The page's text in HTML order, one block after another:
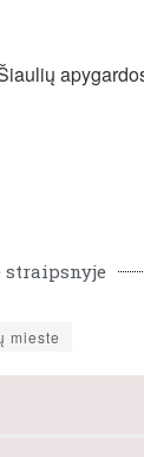
straipsnyje
mieste